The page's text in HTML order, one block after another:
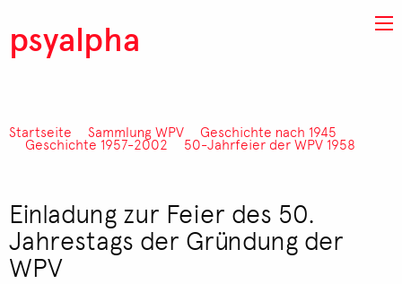
psyalpha
Pfadnavigation
Startseite Sammlung WPV Geschichte nach 1945
Geschichte 1957-2002 50-Jahrfeier der WPV 1958
Einladung zur Feier des 50.
Jahrestags der Gründung der
WPV